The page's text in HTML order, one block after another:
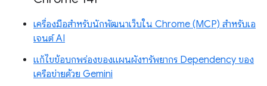
เครื่องมือสำหรับนักพัฒนาเว็บใน Chrome (MCP) สำหรับเอ
เจนต์ AI
แก้ไขข้อบกพร่องของแผนผังทรัพยากร Dependency ของ
เครือข่ายด้วย Gemini